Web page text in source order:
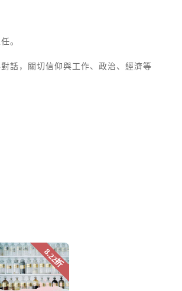
。
話，關切信仰與工作、政治、經濟等